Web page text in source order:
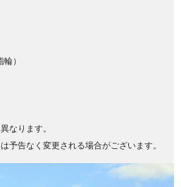
）
なります。
予告なく変更される場合がございます。